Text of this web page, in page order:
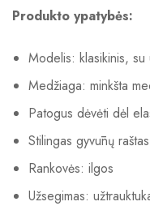
Produkto ypatybės:
Modelis: klasikinis, su
Medžiaga: minkšta
Patogus dėvėti dėl
Stilingas gyvūnų raštas
Rankovės: ilgos
Užsegimas: